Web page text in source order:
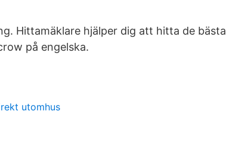
Hittamäklare hjälper dig att hitta de bästa
på engelska.
utomhus